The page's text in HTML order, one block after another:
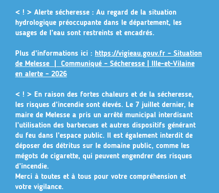
< ! > Alerte sécheresse : Au regard de la situation
hydrologique préoccupante dans le département, les
usages de l’eau sont restreints et encadrés.
Plus d’informations ici : https://vigieau.gouv.fr – Situation
de Melesse | Communiqué – Sécheresse | Ille-et-Vilaine
en alerte – 2026
< ! > En raison des fortes chaleurs et de la sécheresse,
les risques d’incendie sont élevés. Le 7 juillet dernier, le
maire de Melesse a pris un arrêté municipal interdisant
l’utilisation des barbecues et autres dispositifs générant
du feu dans l’espace public. Il est également interdit de
déposer des détritus sur le domaine public, comme les
mégots de cigarette, qui peuvent engendrer des risques
d’incendie.
Merci à toutes et à tous pour votre compréhension et
votre vigilance.